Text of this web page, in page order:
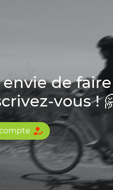
de
vous !
how_to_reg